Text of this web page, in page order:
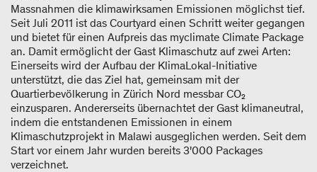
Massnahmen die klimawirksamen Emissionen möglichst tief.
Seit Juli 2011 ist das Courtyard einen Schritt weiter gegangen
und bietet für einen Aufpreis das myclimate Climate Package
an. Damit ermöglicht der Gast Klimaschutz auf zwei Arten:
Einerseits wird der Aufbau der KlimaLokal-Initiative
unterstützt, die das Ziel hat, gemeinsam mit der
Quartierbevölkerung in Zürich Nord messbar CO₂
einzusparen. Andererseits übernachtet der Gast klimaneutral,
indem die entstandenen Emissionen in einem
Klimaschutzprojekt in Malawi ausgeglichen werden. Seit dem
Start vor einem Jahr wurden bereits 3'000 Packages
verzeichnet.